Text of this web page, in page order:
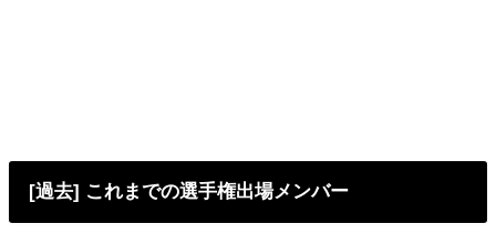
[過去] これまでの選手権出場メンバー